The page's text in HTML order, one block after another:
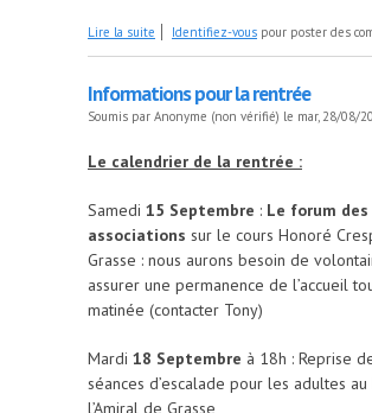
Lire la suite de Nouveau site web
Identifiez-vous pour poster des
Informations pour la rentrée
Soumis par Anonyme (non vérifié) le mar, 28/08/
Le calendrier de la rentrée :
Samedi 15 Septembre : Le forum des
associations sur le cours Honoré
Grasse : nous aurons besoin de
assurer une permanence de l’accueil
matinée (contacter Tony)
Mardi 18 Septembre à 18h : Reprise
séances d’escalade pour les adultes
l’Amiral de Grasse